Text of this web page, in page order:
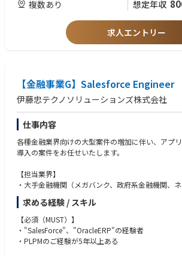
勢
・リモート勤務が前提の場合、必要に応じて京都
こと(制御システムの実機検証、トラブル対応など
・海外エンジニアとの協業プロジェクト経験（設
ど）
・半導体製造装置・精密機器・医療機器・航空宇
など高信頼性システムの開発・認証経験
・研究開発機関との協業プロジェクト経験（POC
ど）
■このポジションの魅力
・量子コンピュータ制御システムを「0→1」で設
もほぼ前例のない開発環境
・量子物理のサイエンティストと同じチームで働
論の境界を自ら定義する裁量
る環境
・量子プロセッサ初号機・次世代機の同時始動に
参画
複数あり 想定年収
求人エントリー
【金融事業G】Salesforce Engineer
伊藤忠テクノソリューションズ株式会社
仕事内容
各種金融業界向けの大型案件の増加に伴い、アプ
導入の案件をお任せいたします。
【担当業界】
・大手金融機関（メガバンク、政府系金融機関、
ドなど）
【業務内容】
海外の新しい技術や製品を顧客へ展開する同社の
エンジニア職として顧客に対し、アプリケーショ
求める経験 / スキル
【必須（MUST）】
・"SalesForce"、"OracleERP"の経験者
・PLPMのご経験が5年以上ある